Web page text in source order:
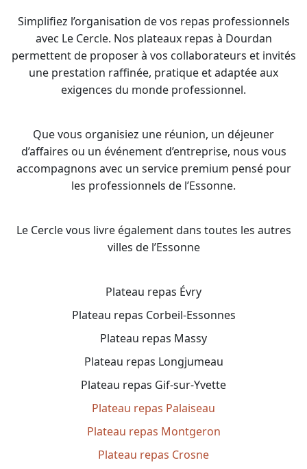
Simplifiez l’organisation de vos repas professionnels
avec Le Cercle. Nos plateaux repas à Dourdan
permettent de proposer à vos collaborateurs et invités
une prestation raffinée, pratique et adaptée aux
exigences du monde professionnel.
Que vous organisiez une réunion, un déjeuner
d’affaires ou un événement d’entreprise, nous vous
accompagnons avec un service premium pensé pour
les professionnels de l’Essonne.
Le Cercle vous livre également dans toutes les autres
villes de l’Essonne
Plateau repas Évry
Plateau repas Corbeil-Essonnes
Plateau repas Massy
Plateau repas Longjumeau
Plateau repas Gif-sur-Yvette
Plateau repas Palaiseau
Plateau repas Montgeron
Plateau repas Crosne